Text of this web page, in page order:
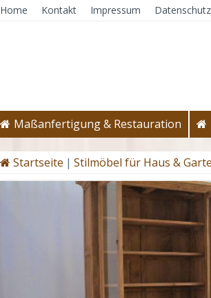
Home Kontakt Impressum Datenschutz
Maßanfertigung & Restauration
Startseite | Stilmöbel für Haus &